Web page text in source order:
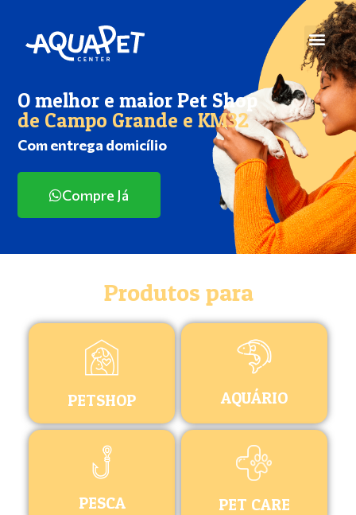
O melhor e maior Pet Shop
de Campo Grande e KM32
Com entrega domicílio
Compre Já
Produtos para
PETSHOP AQUÁRIO
PESCA PET CARE